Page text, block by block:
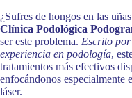
¿Sufres de hongos en las
Clínica Podológica
ser este problema. Escrito por
experiencia en podología,
tratamientos más efectivos
enfocándonos especialmente
láser.